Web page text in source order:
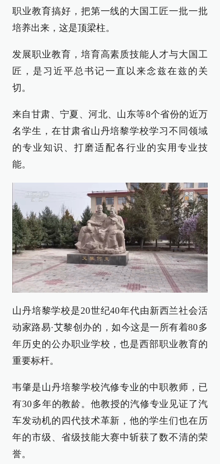
职业教育搞好，把第一线的大国工匠一批一批
培养出来，这是顶梁柱。
发展职业教育，培育高素质技能人才与大国工
匠，是习近平总书记一直以来念兹在兹的关
切。
来自甘肃、宁夏、河北、山东等8个省份的近万
名学生，在甘肃省山丹培黎学校学习不同领域
的专业知识、打磨适配各行业的实用专业技
能。
山丹培黎学校是20世纪40年代由新西兰社会活
动家路易·艾黎创办的，如今这是一所有着80多
年历史的公办职业学校，也是西部职业教育的
重要标杆。
韦肇是山丹培黎学校汽修专业的中职教师，已
有30多年的教龄。他教授的汽修专业见证了汽
车发动机的四代技术革新，他的学生们也在历
年的市级、省级技能大赛中斩获了数不清的荣
誉。